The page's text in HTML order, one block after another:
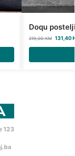
Doqu
219,00KM 131,40
123